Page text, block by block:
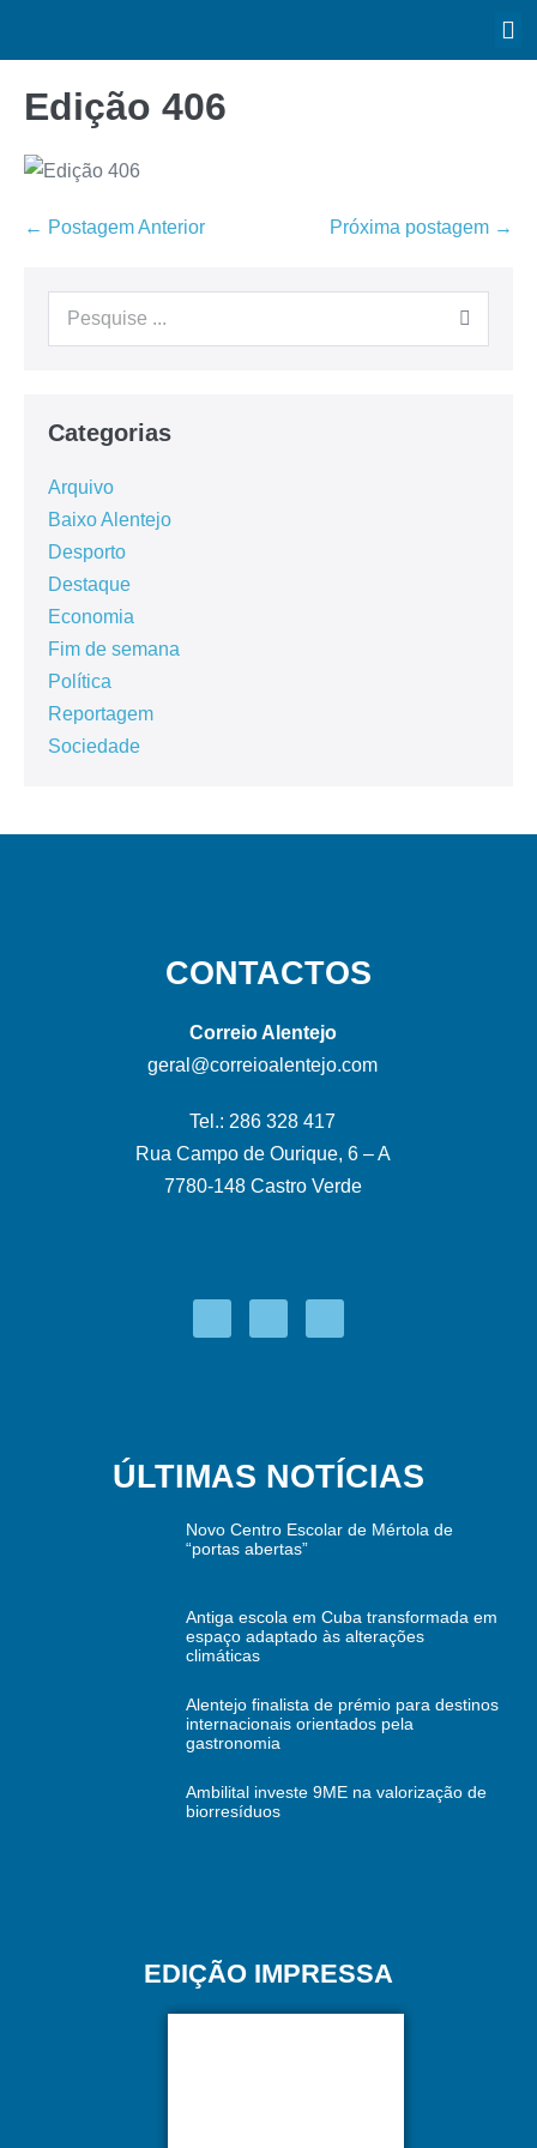
Edição 406
← Postagem Anterior Próxima postagem →
Categorias
Arquivo
Baixo Alentejo
Desporto
Destaque
Economia
Fim de semana
Política
Reportagem
Sociedade
CONTACTOS
Correio Alentejo
geral@correioalentejo.com
Tel.: 286 328 417
Rua Campo de Ourique, 6 – A
7780-148 Castro Verde
ÚLTIMAS NOTÍCIAS
Novo Centro Escolar de Mértola de
“portas abertas”
Antiga escola em Cuba transformada em
espaço adaptado às alterações
climáticas
Alentejo finalista de prémio para destinos
internacionais orientados pela
gastronomia
Ambilital investe 9ME na valorização de
biorresíduos
EDIÇÃO IMPRESSA